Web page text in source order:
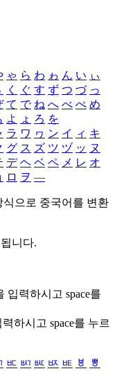
ゃ ら わ ゎ ん い ぃ
く ぐ す ず つ づ っ
て で ね へ べ ぺ め
よ ょ ろ を
ラ ワ ヮ ン イ ィ キ
グ ス ズ ツ ヅ ッ ヌ
デ ヘ ベ ペ メ レ オ
ロ ヲ ―
식으로 중국어를 변환
니다.
입력하시고 space를
력하시고 space를 누르
ㅳ ㅴ ㅵ ㅶ ㅷ ㅸ
ㅹ